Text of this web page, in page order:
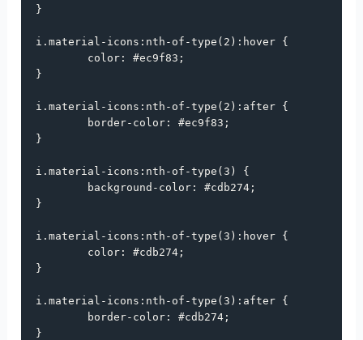
}
i .material-icons : nth-of-type ( 2 ): hover {
color : #ec9f83 ;
}
i .material-icons : nth-of-type ( 2 ): after {
border-color : #ec9f83 ;
}
i .material-icons : nth-of-type (3 ) {
background-color : #cdb274 ;
}
i .material-icons : nth-of-type (3 ): hover {
color : #cdb274 ;
}
i .material-icons : nth-of-type (3 ): after {
border-color : #cdb274 ;
}